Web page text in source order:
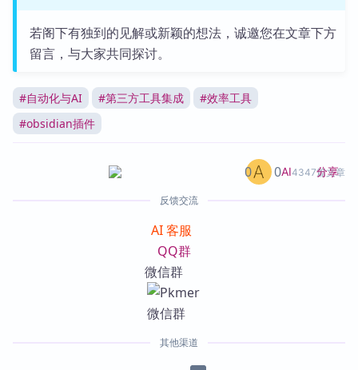
若阁下有独到的见解或新颖的想法，诚邀您在文章下方
留言，与大家共同探讨。
#自动化与AI #第三方工具集成 #效率工具
#obsidian插件
AI4347篇文章
0 0 分享
反馈交流
AI 客服
QQ群
微信群
其他渠道